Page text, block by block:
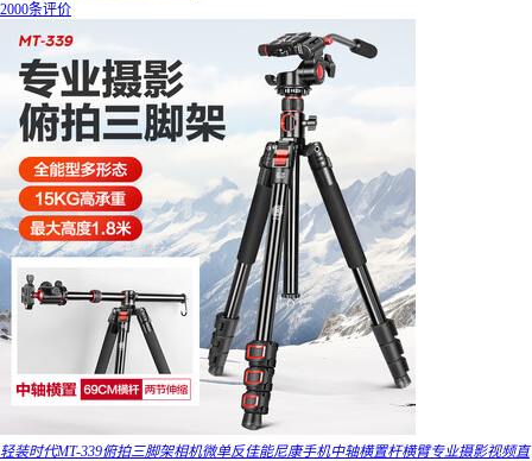
2000条评价
轻装时代MT-339俯拍三脚架相机微单反佳能尼康手机中轴横置杆横臂专业摄影视频直